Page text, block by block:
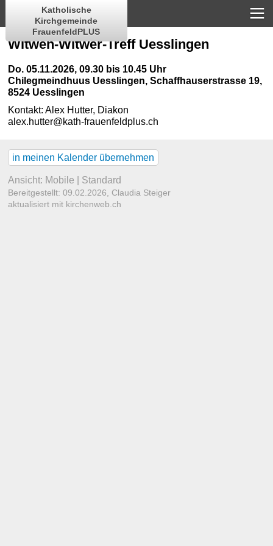
Katholische
Kirchgemeinde
FrauenfeldPLUS
Witwen-Witwer-Treff Uesslingen
Do. 05.11.2026, 09.30 bis 10.45 Uhr
Chilegmeindhuus Uesslingen,Schaffhauserstrasse 19,
8524 Uesslingen
Kontakt:Alex Hutter, Diakon
alex.hutter@kath-frauenfeldplus.ch
in meinen Kalender übernehmen
Ansicht: Mobile Standard
Bereitgestellt: 09.02.2026, Claudia Steiger
aktualisiert mit kirchenweb.ch